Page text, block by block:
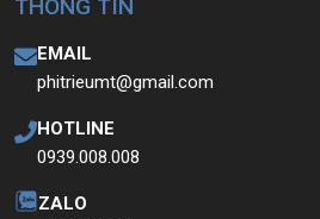
THÔNG TIN
EMAIL
phitrieumt@gmail.com
HOTLINE
0939.008.008
ZALO